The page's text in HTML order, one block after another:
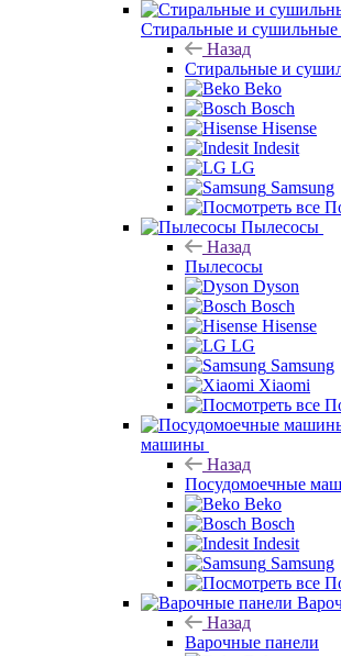
Стиральные и
Назад
Стиральные и
Beko
Bosch
Hisense
Indesit
LG
Samsung
Пылесосы
Назад
Пылесосы
Dyson
Bosch
Hisense
LG
Samsung
Xiaomi
машины
Назад
Посудомоечные
Beko
Bosch
Indesit
Samsung
Назад
Варочные панели